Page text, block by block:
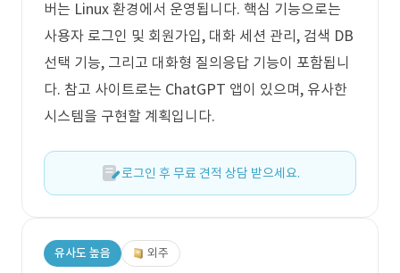
버는 Linux 환경에서 운영됩니다. 핵심 기능으로는
사용자 로그인 및 회원가입, 대화 세션 관리, 검색 DB
선택 기능, 그리고 대화형 질의응답 기능이 포함됩니
다. 참고 사이트로는 ChatGPT 앱이 있으며, 유사한
시스템을 구현할 계획입니다.
로그인 후 무료 견적 상담 받으세요.
유사도 높음 외주